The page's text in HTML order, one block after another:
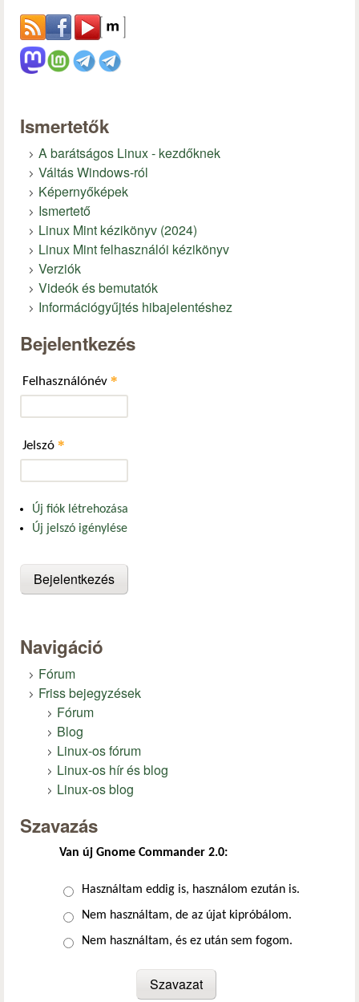
Ismertetők
A barátságos Linux - kezdőknek
Váltás Windows-ról
Képernyőképek
Ismertető
Linux Mint kézikönyv (2024)
Linux Mint felhasználói kézikönyv
Verziók
Videók és bemutatók
Információgyűjtés hibajelentéshez
Bejelentkezés
Felhasználónév *
Jelszó *
Új fiók létrehozása
Új jelszó igénylése
Navigáció
Fórum
Friss bejegyzések
Fórum
Blog
Linux-os fórum
Linux-os hír és blog
Linux-os blog
Szavazás
Van új Gnome Commander 2.0:
Választások
Használtam eddig is, használom ezután is.
Nem használtam, de az újat kipróbálom.
Nem használtam, és ez után sem fogom.